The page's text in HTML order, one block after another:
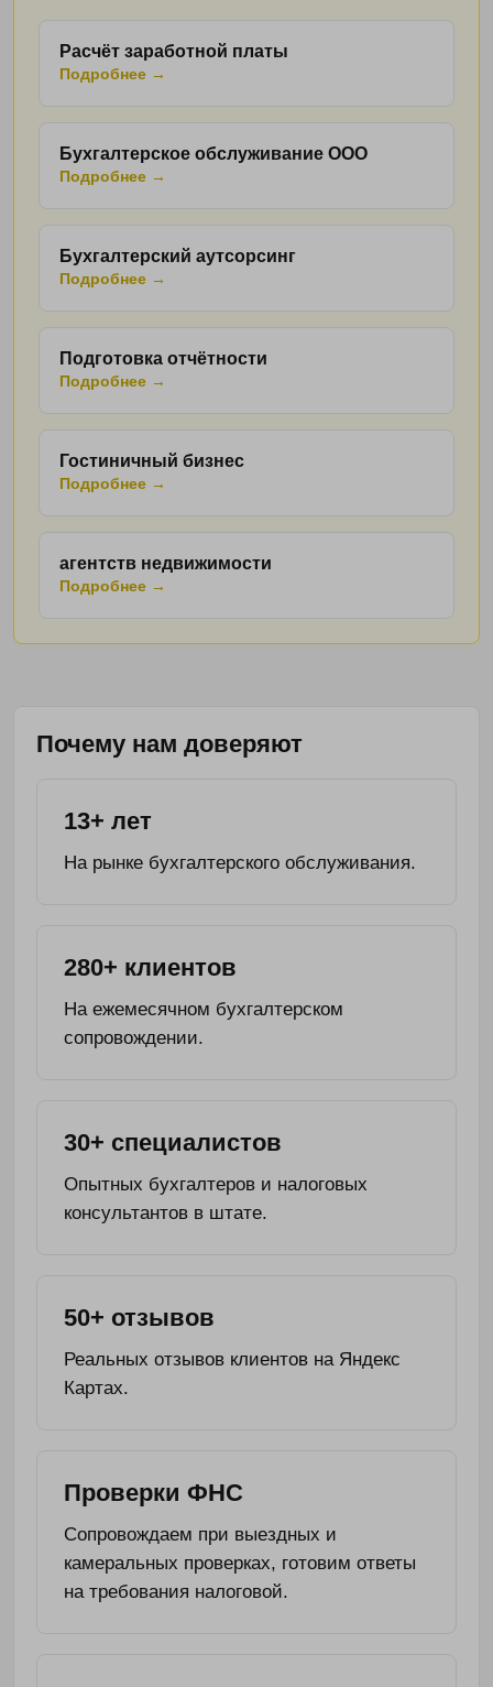
Расчёт заработной платы
Подробнее →
Бухгалтерское обслуживание ООО
Подробнее →
Бухгалтерский аутсорсинг
Подробнее →
Подготовка отчётности
Подробнее →
Гостиничный бизнес
Подробнее →
агентств недвижимости
Подробнее →
Почему нам доверяют
13+ лет
На рынке бухгалтерского обслуживания.
280+ клиентов
На ежемесячном бухгалтерском
сопровождении.
30+ специалистов
Опытных бухгалтеров и налоговых
консультантов в штате.
50+ отзывов
Реальных отзывов клиентов на Яндекс
Картах.
Проверки ФНС
Сопровождаем при выездных и
камеральных проверках, готовим ответы
на требования налоговой.
Получите бесплатную консультацию специалиста
ФИНАБИ.
Получить консультацию
Нажимая «Отправить», вы соглашаетесь с